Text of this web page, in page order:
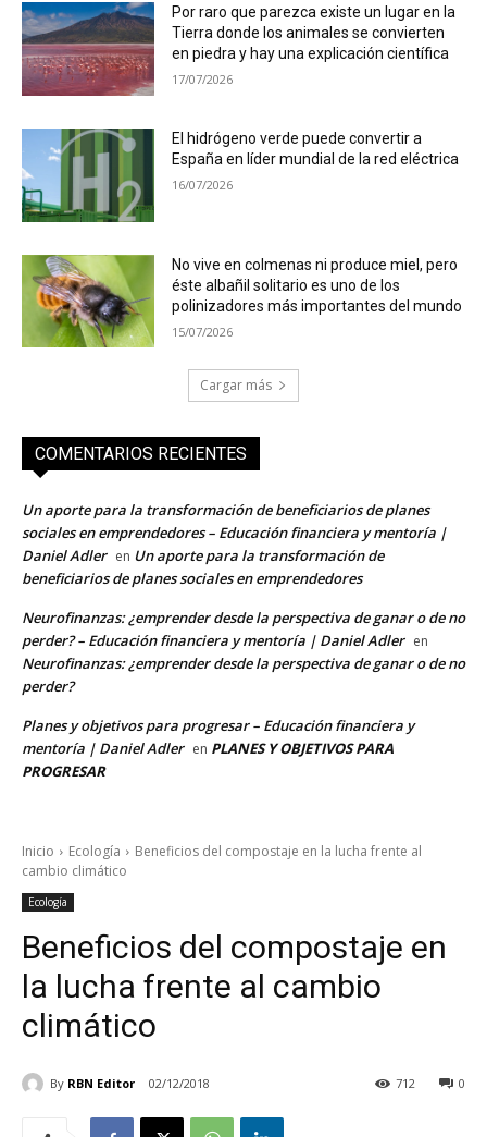
Por raro que parezca existe un lugar en la
Tierra donde los animales se convierten
en piedra y hay una explicación científica
17/07/2026
El hidrógeno verde puede convertir a
España en líder mundial de la red eléctrica
16/07/2026
No vive en colmenas ni produce miel, pero
éste albañil solitario es uno de los
polinizadores más importantes del mundo
15/07/2026
Cargar más
COMENTARIOS RECIENTES
Un aporte para la transformación de beneficiarios de planes
sociales en emprendedores – Educación financiera y mentoría |
Daniel Adler en Un aporte para la transformación de
beneficiarios de planes sociales en emprendedores
Neurofinanzas: ¿emprender desde la perspectiva de ganar o de no
perder? – Educación financiera y mentoría | Daniel Adler en
Neurofinanzas: ¿emprender desde la perspectiva de ganar o de no
perder?
Planes y objetivos para progresar – Educación financiera y
mentoría | Daniel Adler en PLANES Y OBJETIVOS PARA
PROGRESAR